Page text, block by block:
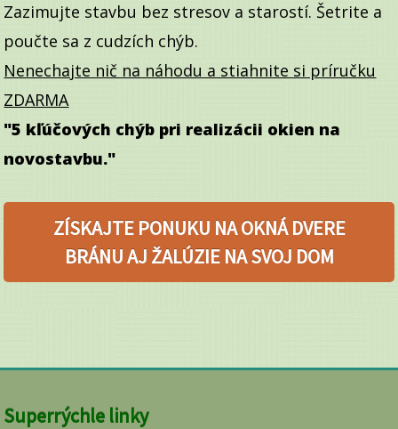
Zazimujte stavbu bez stresov a starostí. Šetrite a
poučte sa z cudzích chýb.
Nenechajte nič na náhodu a stiahnite si príručku
ZDARMA
"5 kľúčových chýb pri realizácii okien na
novostavbu."
ZÍSKAJTE PONUKU NA OKNÁ DVERE
BRÁNU AJ ŽALÚZIE NA SVOJ DOM
Superrýchle linky